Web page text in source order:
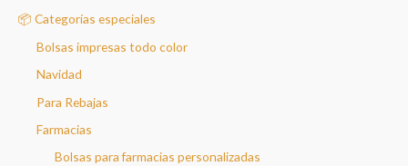
📦 Categorías especiales
Bolsas impresas todo color
Navidad
Para Rebajas
Farmacias
Bolsas para farmacias personalizadas